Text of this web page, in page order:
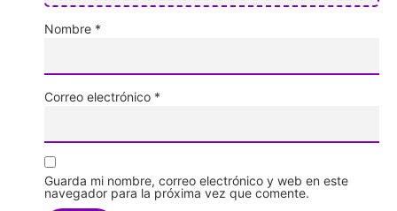
Nombre *
Correo electrónico *
Guarda mi nombre, correo electrónico y web en este
navegador para la próxima vez que comente.